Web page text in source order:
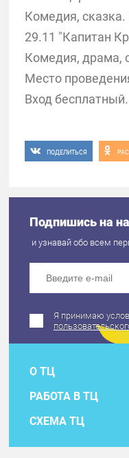
Комедия, сказка.
29.11 "Капитан
Комедия, драма,
Место
Вход бесплатный.
ПОДЕЛИТЬСЯ
Подпишись на
и узнавай обо всем
Я принимаю
О ТЦ
РАБОТА В ТЦ
СХЕМА ТЦ